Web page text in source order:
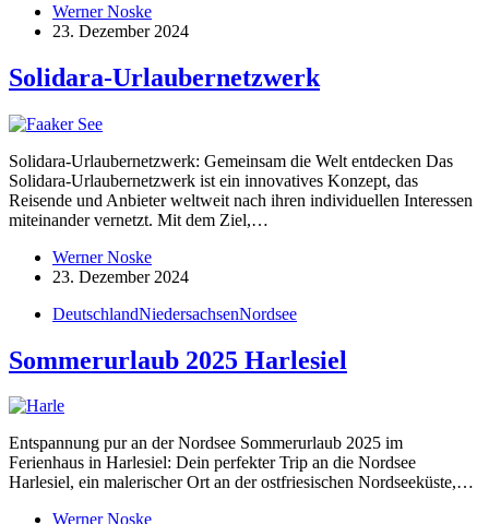
Werner Noske
23. Dezember 2024
Solidara-Urlau­ber­netzwerk
Solidara-Urlau­­ber­­netzwerk: Gemeinsam die Welt entdecken Das
Solidara-Urlau­­ber­­netzwerk ist ein innova­tives Konzept, das
Reisende und Anbieter weltweit nach ihren indivi­du­ellen Inter­essen
mitein­ander vernetzt. Mit dem Ziel,…
Werner Noske
23. Dezember 2024
DeutschlandNiedersachsenNordsee
Sommer­urlaub 2025 Harlesiel
Entspannung pur an der Nordsee Sommer­urlaub 2025 im
Ferienhaus in Harlesiel: Dein perfekter Trip an die Nordsee
Harlesiel, ein maleri­scher Ort an der ostfrie­si­schen Nordsee­küste,…
Werner Noske